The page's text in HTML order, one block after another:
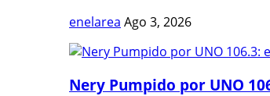
enelarea Ago 3, 2026
Nery Pumpido por UNO